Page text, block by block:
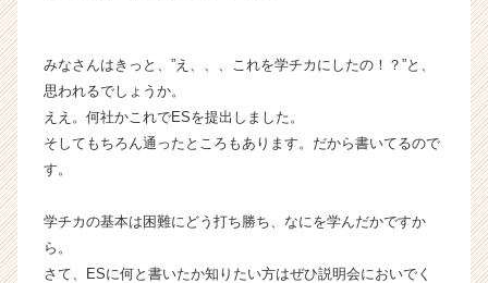
r）
みなさんはきっと、”え、、、これを学チカにしたの！？”と、
思われるでしょうか。
ええ。何社かこれでESを提出しました。
そしてもちろん通ったところもあります。だから書いてるので
す。
学チカの基本は困難にどう打ち勝ち、なにを学んだかですか
ら。
さて、ESに何と書いたか知りたい方はぜひ説明会においでく